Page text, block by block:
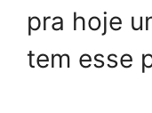
pra hoje
tem esse